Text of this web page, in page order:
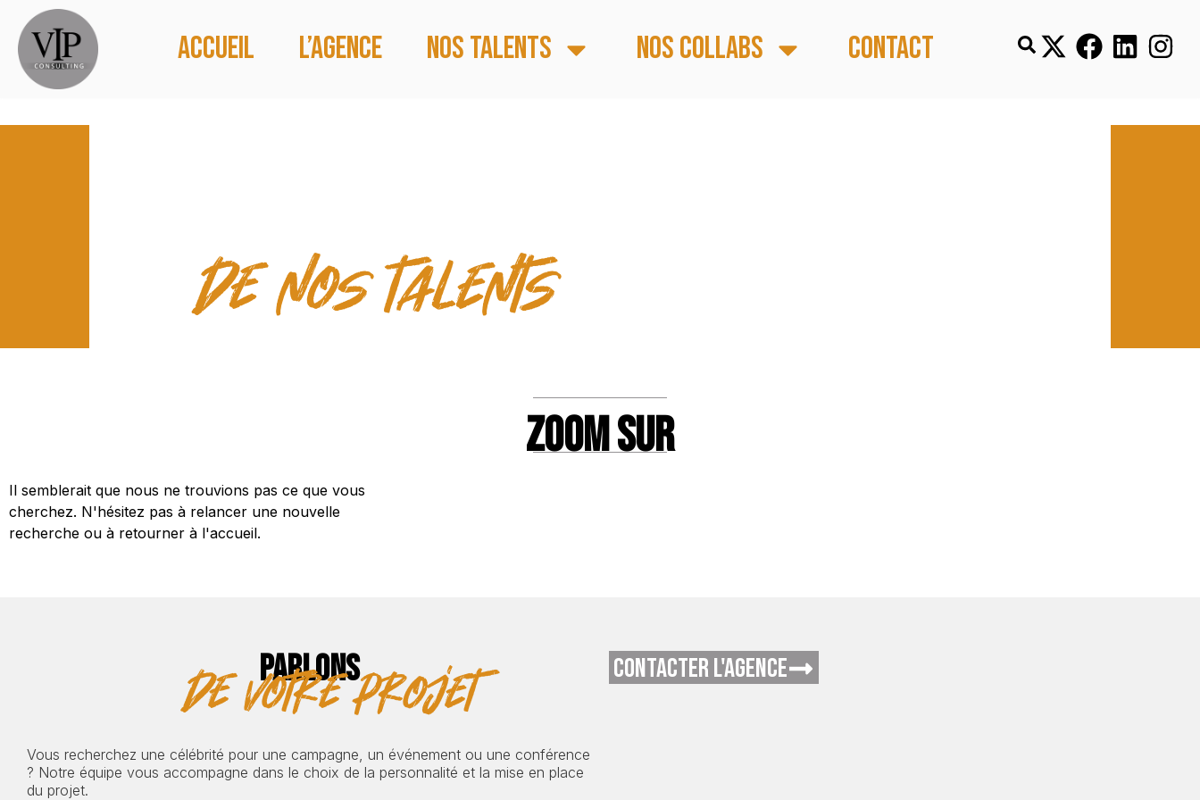
Accueil L’agence Nos talents Nos collabs Contact
LES TEMPS FORTS
de nos talents
ZOOM SUR
Il semblerait que nous ne trouvions pas ce que vous
cherchez. N'hésitez pas à relancer une nouvelle
recherche ou à retourner à l'accueil.
PARLONS
de votre projet
Vous recherchez une célébrité pour une campagne, un événement ou une conférence
? Notre équipe vous accompagne dans le choix de la personnalité et la mise en place
du projet.
CONTACTER L'AGENCE